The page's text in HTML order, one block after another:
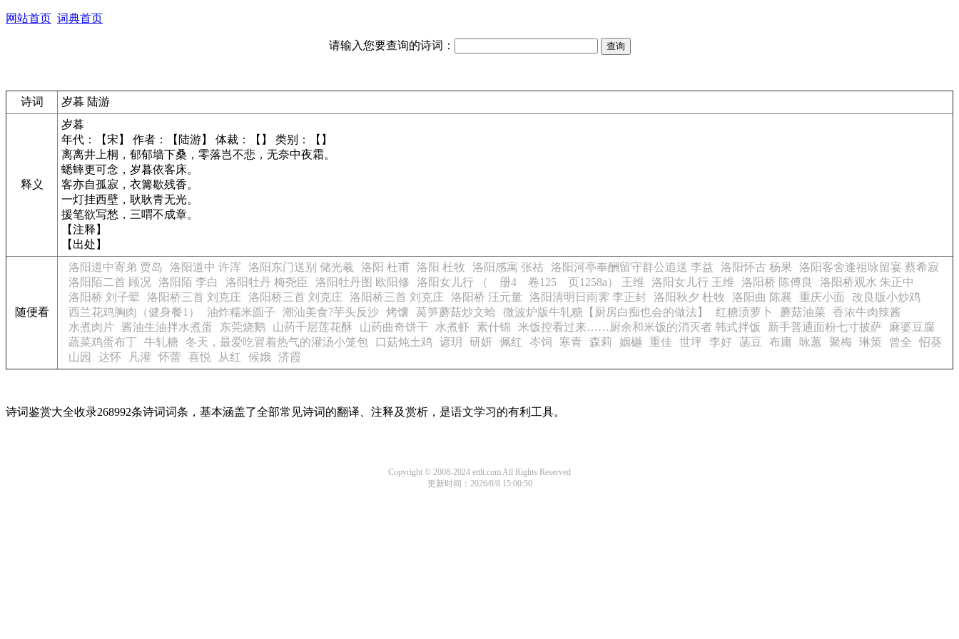
网站首页 词典首页
请输入您要查询的诗词：
诗词 岁暮 陆游
释义
岁暮
年代：【宋】 作者：【陆游】 体裁：【】 类别：【】
离离井上桐，郁郁墙下桑，零落岂不悲，无奈中夜霜。
蟋蟀更可念，岁暮依客床。
客亦自孤寂，衣篝歇残香。
一灯挂西壁，耿耿青无光。
援笔欲写愁，三喟不成章。
【注释】
【出处】
随便看
洛阳道中寄弟 贾岛 洛阳道中 许浑 洛阳东门送别 储光羲 洛阳 杜甫 洛阳 杜牧 洛阳感寓 张祜 洛阳河亭奉酬留守群公追送 李益 洛阳怀古 杨果
洛阳客舍逢祖咏留宴 蔡希寂
洛阳陌二首 顾况 洛阳陌 李白 洛阳牡丹 梅尧臣 洛阳牡丹图 欧阳修 洛阳女儿行 （ 册4 卷125 页1258a） 王维 洛阳女儿行 王维 洛阳桥 陈傅良
洛阳桥观水 朱正中
洛阳桥 刘子翚
洛阳桥三首 刘克庄 洛阳桥三首 刘克庄 洛阳桥三首 刘克庄 洛阳桥 汪元量 洛阳清明日雨霁 李正封 洛阳秋夕 杜牧 洛阳曲 陈襄 重庆小面
改良版小炒鸡
西兰花鸡胸肉（健身餐1）
油炸糯米圆子 潮汕美食?芋头反沙 烤馕 莴笋蘑菇炒文蛤 微波炉版牛轧糖【厨房白痴也会的做法】 红糖渍萝卜 蘑菇油菜
香浓牛肉辣酱
水煮肉片 酱油生油拌水煮蛋 东莞烧鹅 山药千层莲花酥 山药曲奇饼干 水煮虾 素什锦 米饭控看过来……厨余和米饭的消灭者 韩式拌饭 新手普通面粉七寸披萨
麻婆豆腐
蔬菜鸡蛋布丁 牛轧糖 冬天，最爱吃冒着热气的灌汤小笼包 口菇炖土鸡 谚玥 研妍 佩红 岑饲 寒青 森莉 姻樾 重佳 世坪 李好 菡豆 布庸 咏蕙 聚梅 琳策 曾全
怊葵
山园
达怀 凡灌 怀蕾 喜悦 从红 候娥 济霞
诗词鉴赏大全收录268992条诗词词条，基本涵盖了全部常见诗词的翻译、注释及赏析，是语文学习的有利工具。
Copyright © 2008-2024 ettlt.com All Rights Reserved
更新时间：2026/8/8 15:00:50